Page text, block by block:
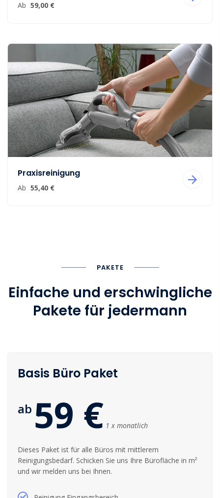
Ab 59,00 €
Praxisreinigung
Ab 55,40 €
PAKETE
Einfache und erschwingliche
Pakete für jedermann
Basis Büro Paket
ab 59 € 1 x monatlich
Dieses Paket ist für alle Büros mit mittlerem
Reinigungsbedarf. Schicken Sie uns Ihre Bürofläche in m²
und wir melden uns bei Ihnen.